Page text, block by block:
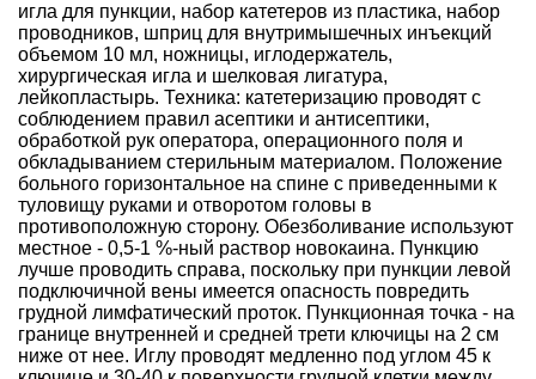
игла для пункции, набор катетеров из пластика, набор
проводников, шприц для внутримышечных инъекций
объемом 10 мл, ножницы, иглодержатель,
хирургическая игла и шелковая лигатура,
лейкопластырь. Техника: катетеризацию проводят с
соблюдением правил асептики и антисептики,
обработкой рук оператора, операционного поля и
обкладыванием стерильным материалом. Положение
больного горизонтальное на спине с приведенными к
туловищу руками и отворотом головы в
противоположную сторону. Обезболивание используют
местное - 0,5-1 %-ный раствор новокаина. Пункцию
лучше проводить справа, поскольку при пункции левой
подключичной вены имеется опасность повредить
грудной лимфатический проток. Пункционная точка - на
границе внутренней и средней трети ключицы на 2 см
ниже от нее. Иглу проводят медленно под углом 45 к